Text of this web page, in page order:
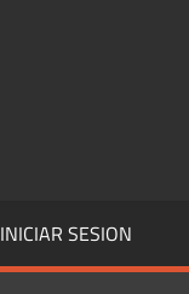
INICIAR SESION